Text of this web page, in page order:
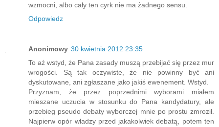
wzmocni, albo cały ten cyrk nie ma żadnego sensu.
Odpowiedz
Anonimowy 30 kwietnia 2012 23:35
To aż wstyd, że Pana zasady muszą przebijać się przez mur
wrogości. Są tak oczywiste, że nie powinny być ani
dyskutowane, ani zgłaszane jako jakiś ewenement. Wstyd.
Przyznam, że przez poprzednimi wyborami miałem
mieszane uczucia w stosunku do Pana kandydatury, ale
przebieg pseudo debaty wyborczej mnie po prostu zmroził.
Najpierw opór władzy przed jakakolwiek debatą, potem ten